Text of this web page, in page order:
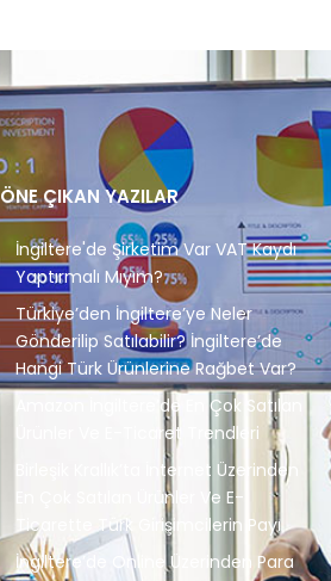
ÖNE ÇIKAN YAZILAR
İngiltere'de Şirketim Var VAT Kaydı
Yaptırmalı Mıyım?
Türkiye’den İngiltere’ye Neler
Gönderilip Satılabilir? İngiltere’de
Hangi Türk Ürünlerine Rağbet Var?
Amazon İngiltere’de En Çok Satılan
Ürünler Ve E-Ticaret Trendleri
Birleşik Krallık’ta İnternet Üzerinden
En Çok Satılan Ürünler Ve E-
Ticarette Türk Girişimcilerin Payı
İngiltere’de Online Üzerinden Para